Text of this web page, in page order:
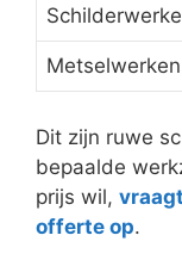
Dit zijn ruwe
bepaalde
prijs wil,
offerte op.